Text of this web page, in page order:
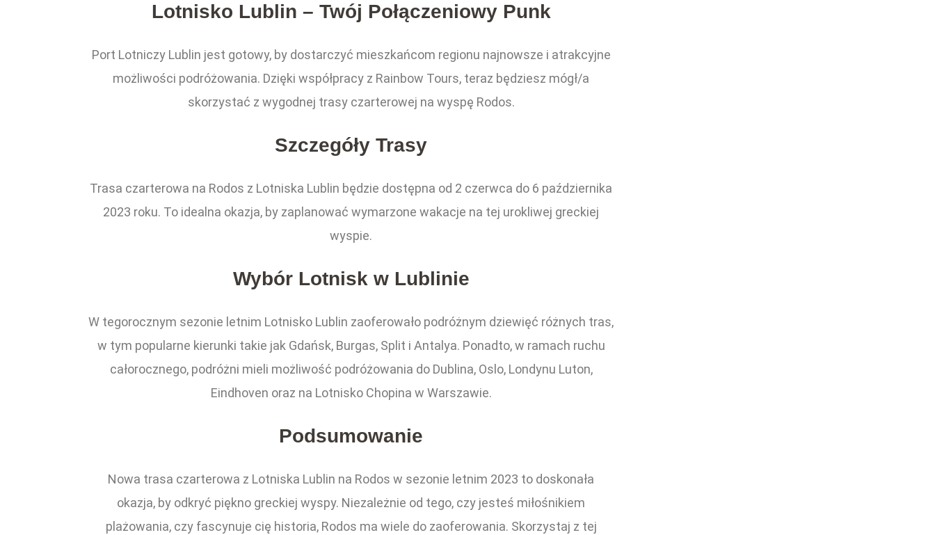
Lotnisko Lublin – Twój Połączeniowy Punk
Port Lotniczy Lublin jest gotowy, by dostarczyć mieszkańcom regionu najnowsze i atrakcyjne
możliwości podróżowania. Dzięki współpracy z Rainbow Tours, teraz będziesz mógł/a
skorzystać z wygodnej trasy czarterowej na wyspę Rodos.
Szczegóły Trasy
Trasa czarterowa na Rodos z Lotniska Lublin będzie dostępna od 2 czerwca do 6 października
2023 roku. To idealna okazja, by zaplanować wymarzone wakacje na tej urokliwej greckiej
wyspie.
Wybór Lotnisk w Lublinie
W tegorocznym sezonie letnim Lotnisko Lublin zaoferowało podróżnym dziewięć różnych tras,
w tym popularne kierunki takie jak Gdańsk, Burgas, Split i Antalya. Ponadto, w ramach ruchu
całorocznego, podróżni mieli możliwość podróżowania do Dublina, Oslo, Londynu Luton,
Eindhoven oraz na Lotnisko Chopina w Warszawie.
Podsumowanie
Nowa trasa czarterowa z Lotniska Lublin na Rodos w sezonie letnim 2023 to doskonała
okazja, by odkryć piękno greckiej wyspy. Niezależnie od tego, czy jesteś miłośnikiem
plażowania, czy fascynuje cię historia, Rodos ma wiele do zaoferowania. Skorzystaj z tej